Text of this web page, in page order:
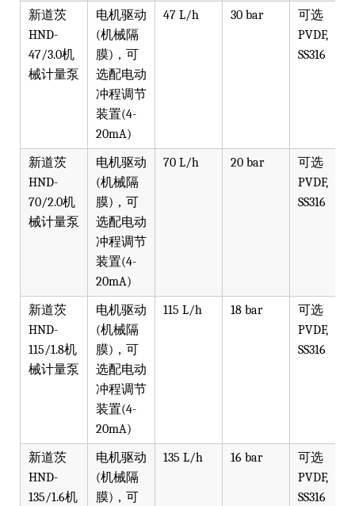
新道茨
HND-
47/3.0机
械计量泵
电机驱动
(机械隔
膜)，可
选配电动
冲程调节
装置(4-
20mA)
47 L/h 30 bar
可选
PVDF,
SS316
新道茨
HND-
70/2.0机
械计量泵
电机驱动
(机械隔
膜)，可
选配电动
冲程调节
装置(4-
20mA)
70 L/h 20 bar
可选
PVDF,
SS316
新道茨
HND-
115/1.8机
械计量泵
电机驱动
(机械隔
膜)，可
选配电动
冲程调节
装置(4-
20mA)
115 L/h 18 bar
可选
PVDF,
SS316
新道茨
HND-
135/1.6机
电机驱动
(机械隔
膜)，可
135 L/h 16 bar
可选
PVDF,
SS316